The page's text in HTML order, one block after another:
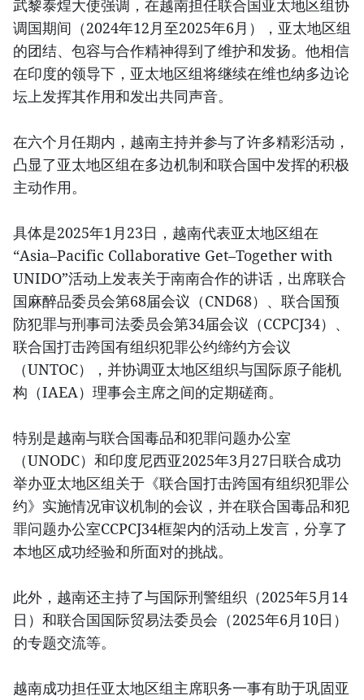
武黎泰煌大使强调，在越南担任联合国亚太地区组协
调国期间（2024年12月至2025年6月），亚太地区组
的团结、包容与合作精神得到了维护和发扬。他相信
在印度的领导下，亚太地区组将继续在维也纳多边论
坛上发挥其作用和发出共同声音。
在六个月任期内，越南主持并参与了许多精彩活动，
凸显了亚太地区组在多边机制和联合国中发挥的积极
主动作用。
具体是2025年1月23日，越南代表亚太地区组在
“Asia–Pacific Collaborative Get–Together with
UNIDO”活动上发表关于南南合作的讲话，出席联合
国麻醉品委员会第68届会议（CND68）、联合国预
防犯罪与刑事司法委员会第34届会议（CCPCJ34）、
联合国打击跨国有组织犯罪公约缔约方会议
（UNTOC），并协调亚太地区组织与国际原子能机
构（IAEA）理事会主席之间的定期磋商。
特别是越南与联合国毒品和犯罪问题办公室
（UNODC）和印度尼西亚2025年3月27日联合成功
举办亚太地区组关于《联合国打击跨国有组织犯罪公
约》实施情况审议机制的会议，并在联合国毒品和犯
罪问题办公室CCPCJ34框架内的活动上发言，分享了
本地区成功经验和所面对的挑战。
此外，越南还主持了与国际刑警组织（2025年5月14
日）和联合国国际贸易法委员会（2025年6月10日）
的专题交流等。
越南成功担任亚太地区组主席职务一事有助于巩固亚